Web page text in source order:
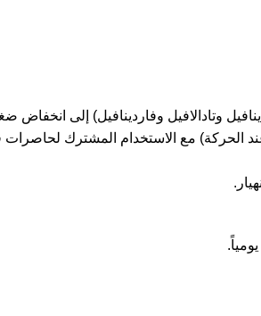
وتادالافيل وفاردينافيل) إلى انخفاض
مع الاستخدام المشترك لحاصرات